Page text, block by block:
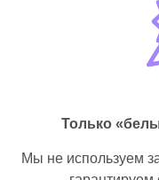
Только
Мы не используем